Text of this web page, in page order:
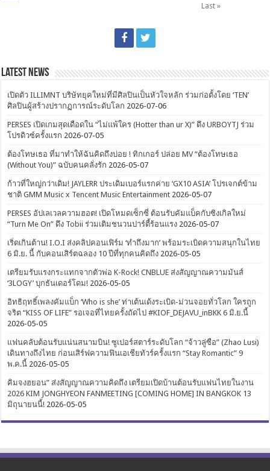
Last »
Latest News
เปิดตัว ILLIMNT บริษัทยุคใหม่ที่มีศิลปินเป็นหัวใจหลัก ร่วมก่อตั้งโดย ‘TEN’
ศิลปินผู้สร้างปรากฏการณ์ระดับโลก 2026-07-06
PERSES เปิดเกมสุดเดือดใน “ไม่แพ้ใคร (Hotter than ur X)” ดึง URBOYTJ ร่วม
โปรดิวซ์ครั้งแรก 2026-07-05
ต้องโทษเธอ ที่มาทำให้ฉันคิดถึงบ่อย ! ทิกเกอร์ ปล่อย MV “ต้องโทษเธอ
(Without You)” ฉบับคนคลั่งรัก 2026-05-07
ก้าวที่ใหญ่กว่าเดิม! JAYLERR ประเดิมเบอร์แรกค่าย ‘GX10 ASIA’ โปรเจกต์ข้าม
ชาติ GMM Music x Tencent Music Entertainment 2026-05-07
PERSES อัปเลเวลความฮอต! เปิดโหมดเซ็กซี่ ต้อนรับคัมแบ็คกับซิงเกิลใหม่
“Turn Me On” ดึง Tobii ร่วมเติมชนวนปาร์ตี้ร้อนแรง 2026-05-07
เริ่ดเกินต้าน! I.O.I ส่งคลิปคอนเฟิร์ม ‘ทำถึงมาก’ พร้อมระเบิดความสนุกในไทย
6 มิ.ย. นี้ กับคอนเสิร์ตฉลอง 10 ปีที่ทุกคนคิดถึง 2026-05-05
เตรียมรับแรงกระแทกจากตัวพ่อ K-Rock! CNBLUE ส่งสัญญาณความมันส์
‘3LOGY’ บุกธันเดอร์โดม! 2026-05-05
อิทธิฤทธิ์เพลงคัมแบ็ก ‘Who is she’ ท่าเต้นเด้งระเบิด-ม่วนจอยทั่วโลก ใครถูก
จริต “KISS OF LIFE” รอเจอที่ไทยครั้งถัดไป #KIOF_DEJAVU_inBKK 6 มิ.ย.นี้
2026-05-05
แฟนคลับต้อนรับแน่นสนามบิน! ซูเปอร์สตาร์ระดับโลก “จ้าวลู่ซือ” (Zhao Lusi)
เดินทางถึงไทย ก่อนเสิร์ฟความฟินเอเชียทัวร์ครั้งแรก “Stay Romantic” 9
พ.ค.นี้ 2026-05-05
คิมจงฮยอน” ส่งสัญญาณความคิดถึง เตรียมเปิดบ้านต้อนรับแฟนไทยในงาน
2026 KIM JONGHYEON FANMEETING [COMING HOME] IN BANGKOK 13
มิถุนายนนี้! 2026-05-05